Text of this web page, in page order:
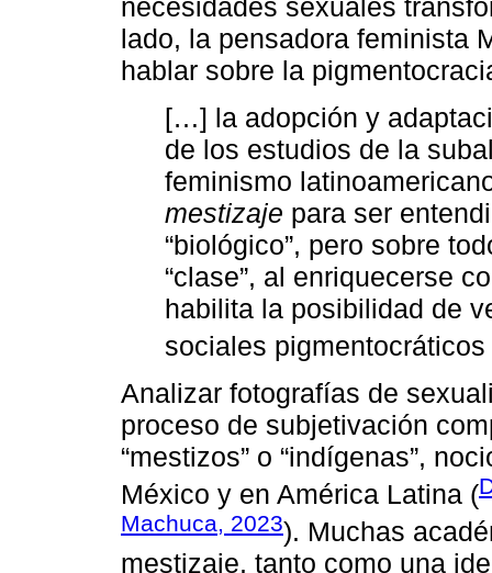
necesidades sexuales
lado, la pensadora feminista
hablar sobre la
[…] la adopción y
de los estudios de la
feminismo
mestizaje para ser
“biológico”, pero sobre
“clase”, al enriquecerse
habilita la posibilidad de
sociales pigmentocráticos
Analizar fotografías de
proceso de subjetivación
“mestizos” o “indígenas”,
México y en América Latina (
Machuca, 2023). Muchas
mestizaje, tanto como una